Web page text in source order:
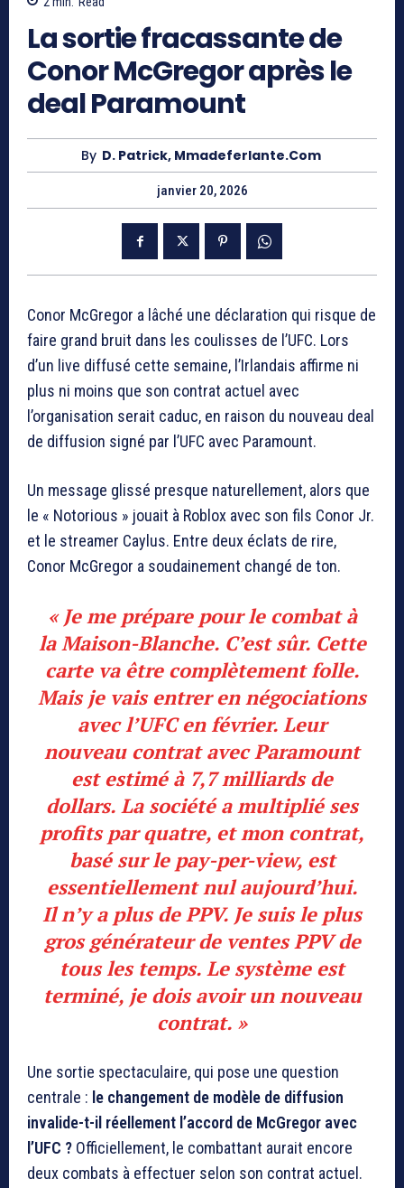
La sortie fracassante de
Conor McGregor après le
deal Paramount
By D. Patrick, Mmadeferlante.com
janvier 20, 2026
Conor McGregor a lâché une déclaration qui risque de
faire grand bruit dans les coulisses de l’UFC. Lors
d’un live diffusé cette semaine, l’Irlandais affirme ni
plus ni moins que son contrat actuel avec
l’organisation serait caduc, en raison du nouveau deal
de diffusion signé par l’UFC avec Paramount.
Un message glissé presque naturellement, alors que
le « Notorious » jouait à Roblox avec son fils Conor Jr.
et le streamer Caylus. Entre deux éclats de rire,
Conor McGregor a soudainement changé de ton.
« Je me prépare pour le combat à
la Maison-Blanche. C’est sûr. Cette
carte va être complètement folle.
Mais je vais entrer en négociations
avec l’UFC en février. Leur
nouveau contrat avec Paramount
est estimé à 7,7 milliards de
dollars. La société a multiplié ses
profits par quatre, et mon contrat,
basé sur le pay-per-view, est
essentiellement nul aujourd’hui.
Il n’y a plus de PPV. Je suis le plus
gros générateur de ventes PPV de
tous les temps. Le système est
terminé, je dois avoir un nouveau
contrat. »
Une sortie spectaculaire, qui pose une question
centrale : le changement de modèle de diffusion
invalide-t-il réellement l’accord de McGregor avec
l’UFC ? Officiellement, le combattant aurait encore
deux combats à effectuer selon son contrat actuel.